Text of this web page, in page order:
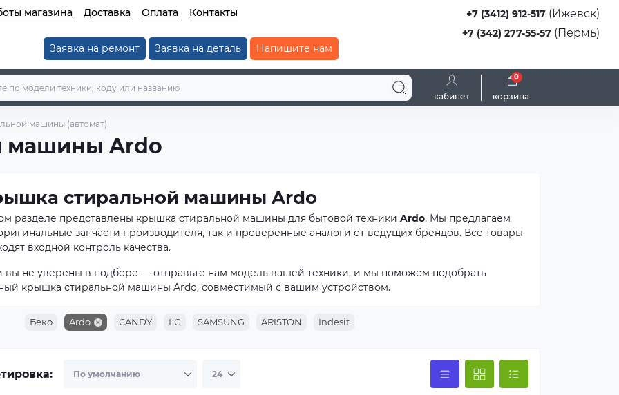
магазина Доставка Оплата Контакты
Заявка на ремонт Заявка на деталь Напишите нам
+7 (3412) 912-517 (Ижевск)
+7 (342) 277-55-57 (Пермь)
кабинет корзина
0
машины (автомат)
машины Ardo
стиральной машины Ardo
разделе представлены крышка стиральной машины для бытовой техники Ardo. Мы предлагаем
запчасти производителя, так и проверенные аналоги от ведущих брендов. Все товары
входной контроль качества.
вы не уверены в подборе — отправьте нам модель вашей техники, и мы поможем подобрать
крышка стиральной машины Ardo, совместимый с вашим устройством.
Беко Ardo CANDY LG SAMSUNG ARISTON Indesit